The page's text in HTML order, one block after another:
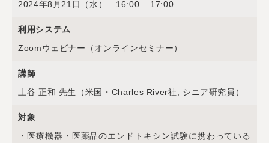
2024年8月21日（水） 16:00 – 17:00
利用システム
Zoomウェビナー（オンラインセミナー）
講師
土谷 正和 先生（米国・Charles River社, シニア研究員）
対象
・医療機器・医薬品のエンドトキシン試験に携わっている